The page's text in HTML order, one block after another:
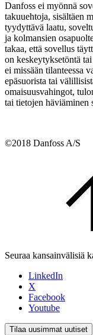
Danfoss ei myönnä
takuuehtoja, sisältäen
tyydyttävä laatu,
ja kolmansien
takaa, että sovellus
on keskeytyksetöntä
ei missään tilanteessa
epäsuorista tai
omaisuusvahingot,
tai tietojen häviäminen
©2018 Danfoss A/S
Seuraa kansainvälisiä
LinkedIn
X
Facebook
Youtube
Tilaa uusimmat uutiset